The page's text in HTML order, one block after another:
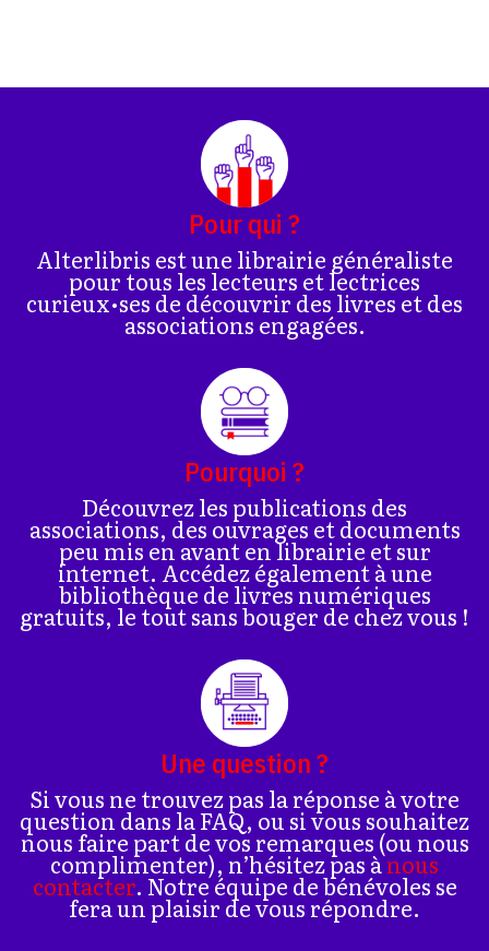
Pour qui ?
Alterlibris est une librairie généraliste
pour tous les lecteurs et lectrices
curieux•ses de découvrir des livres et des
associations engagées.
Pourquoi ?
Découvrez les publications des
associations, des ouvrages et documents
peu mis en avant en librairie et sur
internet. Accédez également à une
bibliothèque de livres numériques
gratuits, le tout sans bouger de chez vous !
Une question ?
Si vous ne trouvez pas la réponse à votre
question dans la FAQ, ou si vous souhaitez
nous faire part de vos remarques (ou nous
complimenter), n’hésitez pas ànous
contacter. Notre équipe de bénévoles se
fera un plaisir de vous répondre.